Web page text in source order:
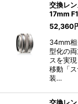
交換レ
17mm
52,360
34mm
型化の
スを実
移動「
装…